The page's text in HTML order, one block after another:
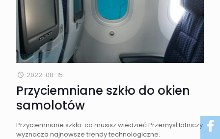
2022-08-15
Przyciemniane szkło do okien
samolotów
Przyciemniane szkło: co musisz wiedzieć Przemysł lotniczy
wyznacza najnowsze trendy technologiczne.